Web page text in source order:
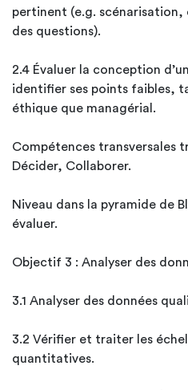
pertinent (e.g. scénarisation,
des questions).
2.4 Évaluer la conception
identifier ses points faibles,
éthique que managérial.
Compétences transversales
Décider, Collaborer.
Niveau dans la pyramide de
évaluer.
Objectif 3 : Analyser des
3.1 Analyser des données
3.2 Vérifier et traiter les
quantitatives.